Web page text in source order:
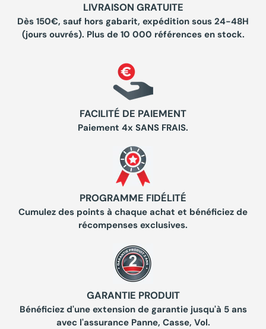
LIVRAISON GRATUITE
Dès 150€, sauf hors gabarit, expédition sous 24-48H
(jours ouvrés). Plus de 10 000 références en stock.
FACILITÉ DE PAIEMENT
Paiement 4x SANS FRAIS.
PROGRAMME FIDÉLITÉ
Cumulez des points à chaque achat et bénéficiez de
récompenses exclusives.
GARANTIE PRODUIT
Bénéficiez d'une extension de garantie jusqu'à 5 ans
avec l'assurance Panne, Casse, Vol.